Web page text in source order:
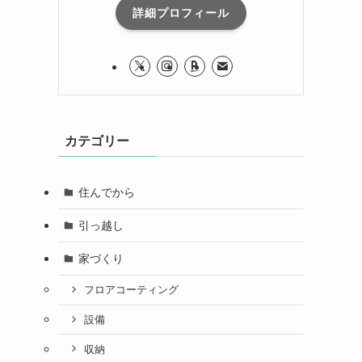
詳細プロフィール
カテゴリー
住んでから
引っ越し
家づくり
フロアコーティング
設備
収納